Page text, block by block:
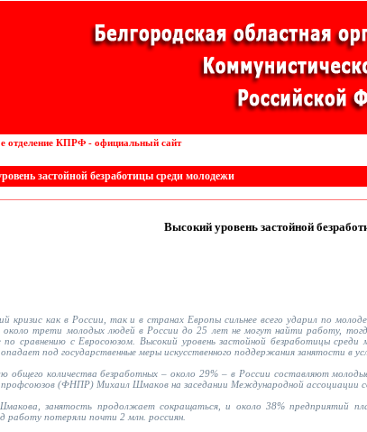
отделение КПРФ - официальный сайт
застойной безработицы среди молодежи
Высокий уровень застойной
кризис как в России, так и в странах Европы сильнее всего ударил по
около трети молодых людей в России до 25 лет не могут найти работу,
сравнению с Евросоюзом. Высокий уровень застойной безработицы среди
под государственные меры искусственного поддержания занятости в
общего количества безработных – около 29% – в России составляют
профсоюзов (ФНПР) Михаил Шмаков на заседании Международной ассоциации
занятость продолжает сокращаться, и около 38% предприятий
работу потеряли почти 2 млн. россиян.